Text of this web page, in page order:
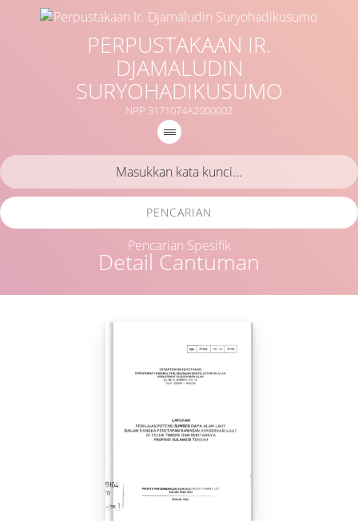
PERPUSTAKAAN IR.
DJAMALUDIN
SURYOHADIKUSUMO
NPP 3171074A2000002
Detail Cantuman
PENCARIAN
Pencarian Spesifik